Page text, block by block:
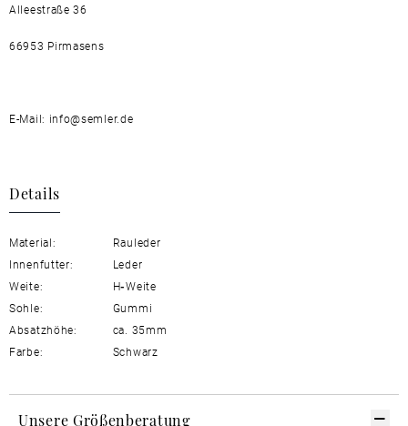
Alleestraße 36
66953 Pirmasens
E-Mail: info@semler.de
Details
Material:
Rauleder
Innenfutter:
Leder
Weite:
H-Weite
Sohle:
Gummi
Absatzhöhe:
ca. 35mm
Farbe:
Schwarz
Unsere Größenberatung